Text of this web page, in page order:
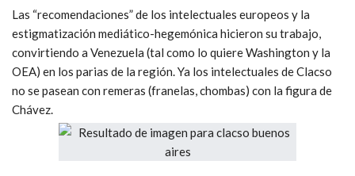
Las “recomendaciones” de los intelectuales europeos y la
estigmatización mediático-hegemónica hicieron su trabajo,
convirtiendo a Venezuela (tal como lo quiere Washington y la
OEA) en los parias de la región. Ya los intelectuales de Clacso
no se pasean con remeras (franelas, chombas) con la figura de
Chávez.